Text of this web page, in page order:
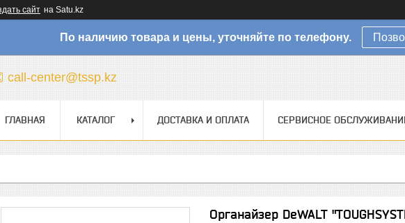
сайт на Satu.kz
По наличию товара и цены, уточняйте по телефону.
call-center@tssp.kz
ГЛАВНАЯ КАТАЛОГ ДОСТАВКА И ОПЛАТА СЕРВИСНОЕ
Органайзер DeWALT